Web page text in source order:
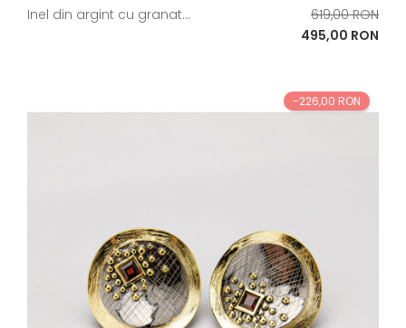
Inel din argint cu granat...
Pret
de
619,00 RON
Pret
495,00 RON
-226,00 RON